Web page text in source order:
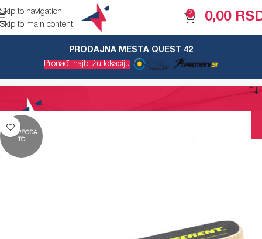
Skip to navigation
Skip to main content
0 0,00
PRODAJNA MESTA QUEST 42
Pronađi najbližu lokacijuŽene
RASPRODA
TO